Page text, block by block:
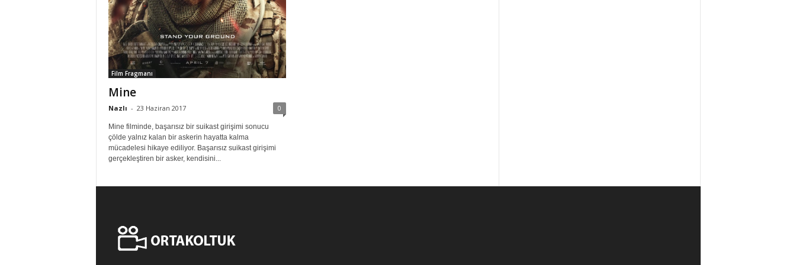
Film Fragmanı
Mine
Nazlı - 23 Haziran 2017 0
Mine filminde, başarısız bir suikast girişimi sonucu
çölde yalnız kalan bir askerin hayatta kalma
mücadelesi hikaye ediliyor. Başarısız suikast girişimi
gerçekleştiren bir asker, kendisini...